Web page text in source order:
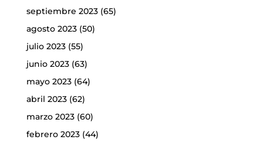
septiembre 2023(65)
agosto 2023(50)
julio 2023(55)
junio 2023(63)
mayo 2023(64)
abril 2023(62)
marzo 2023(60)
febrero 2023(44)